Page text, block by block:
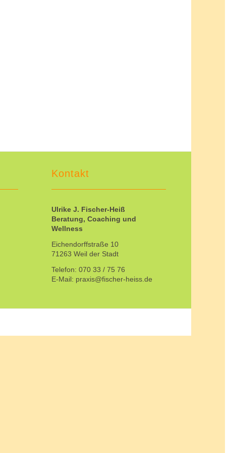
Kontakt
Ulrike J. Fischer-Heiß
Beratung, Coaching und
Wellness
Eichendorffstraße 10
71263 Weil der Stadt
Telefon: 070 33 / 75 76
E-Mail: praxis@fischer-heiss.de